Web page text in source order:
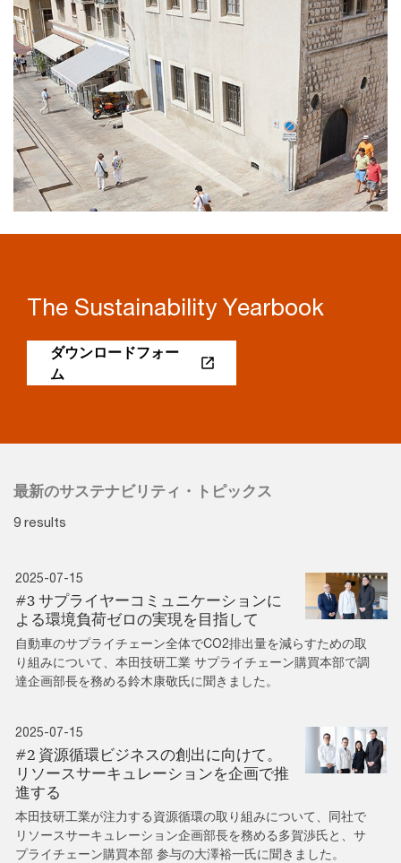
The Sustainability Yearbook
ダウンロードフォー
ム
最新のサステナビリティ・トピックス
9 results
2025-07-15
#3 サプライヤーコミュニケーションに
よる環境負荷ゼロの実現を目指して
自動車のサプライチェーン全体でCO2排出量を減らすための取
り組みについて、本田技研工業 サプライチェーン購買本部で調
達企画部長を務める鈴木康敬氏に聞きました。
2025-07-15
#2 資源循環ビジネスの創出に向けて。
リソースサーキュレーションを企画で推
進する
本田技研工業が注力する資源循環の取り組みについて、同社で
リソースサーキュレーション企画部長を務める多賀渉氏と、サ
プライチェーン購買本部 参与の大澤裕一氏に聞きました。